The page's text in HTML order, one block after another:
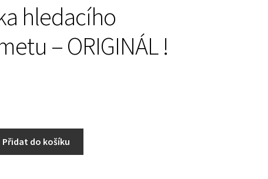
hledacího
– ORIGINÁL !
Přidat do košíku